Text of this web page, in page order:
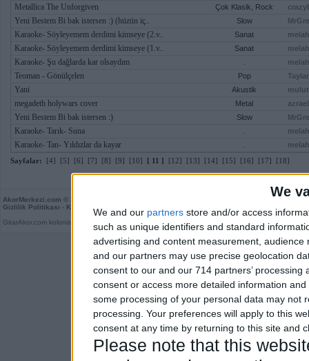
We
We and our partners store and/or access
such as unique identifiers and standard
advertising and content measurement,
and our partners may use precise geolocation
consent to our and our 714 partners’
consent or access more detailed information
some processing of your personal data may not
processing. Your preferences will apply to this
consent at any time by returning to this site and
Please note that this
Metallica The Unforgiven Çok Klasik, Rock
Yeni Bestem Bi bak istersen :) (hüzün iç.. Slow
Karaoke- Söyleyemem derdimi kimseye (2.v.. Sanat
Karaoke- Söyleyemem derdimi kimseye (1.v.. Sanat
Karaoke- Şu dağlarda kar olsaydım
Teoman - Gönülçelen Pop
Yani Akustik
megadeth holywars cover Metal
Yeni Bestem Bi bak istersen :) Slow
Karaoke- Tarık- Suna
Karaoke- Tan- Yıldızlar da kayar
Sayfalar:
[4] [5] [6] [7] [8] [9] [10] [ 11 ] [12] [13] [14] [15] [16] [17] [18]
AkorMerkezi.com © 2026
Gizlilik Politikası - Kullanım Koşulları
GitarAkor.com kolonisidir. Derleme 0,06 saniye.